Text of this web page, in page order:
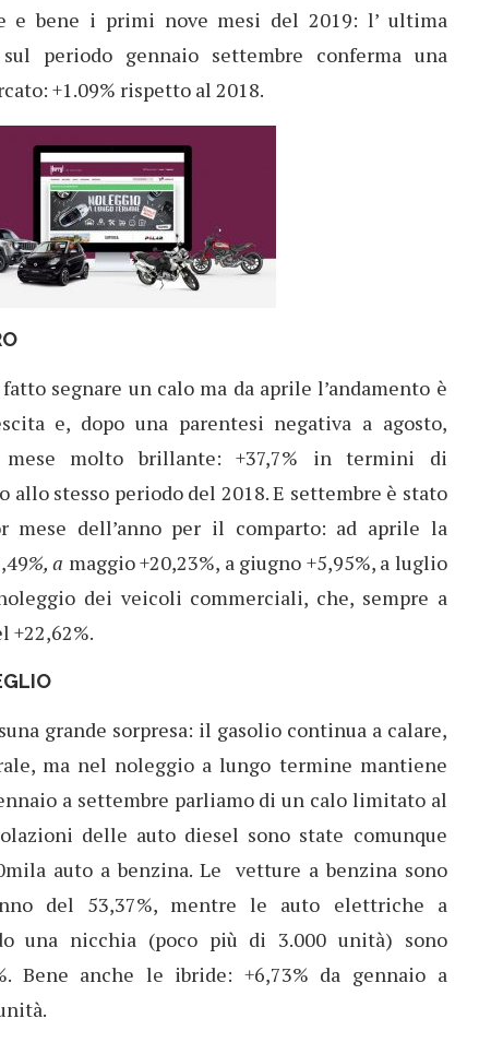
e bene i primi nove mesi del 2019: l’ ultima
periodo gennaio settembre conferma una
+1.09% rispetto al 2018.
segnare un calo ma da aprile l’andamento è
e, dopo una parentesi negativa a agosto,
molto brillante: +37,7% in termini di
stesso periodo del 2018. E settembre è stato
dell’anno per il comparto: ad aprile la
%, a maggio +20,23%, a giugno +5,95%, a luglio
dei veicoli commerciali, che, sempre a
+22,62%.
grande sorpresa: il gasolio continua a calare,
ma nel noleggio a lungo termine mantiene
a settembre parliamo di un calo limitato al
delle auto diesel sono state comunque
auto a benzina. Le vetture a benzina sono
del 53,37%, mentre le auto elettriche a
una nicchia (poco più di 3.000 unità) sono
Bene anche le ibride: +6,73% da gennaio a